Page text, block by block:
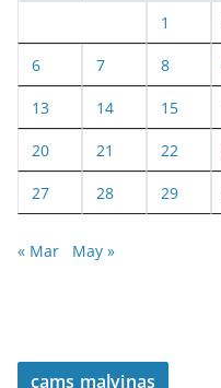
1
6 7 8
13 14 15
20 21 22
27 28 29
« Mar May »
cams malvinas